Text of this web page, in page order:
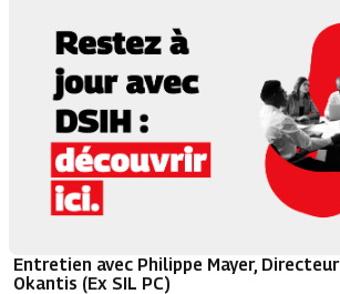
Entretien avec Philippe Mayer,
Okantis (Ex SIL PC)